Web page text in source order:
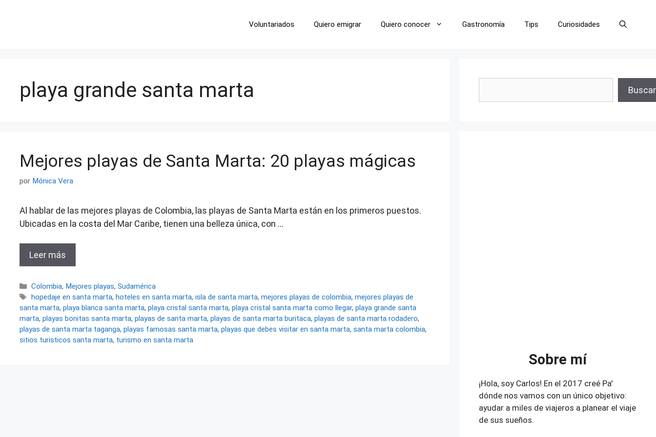
Voluntariados Quiero emigrar Quiero conocer Gastronomía Tips Curiosidades
playa grande santa marta
Mejores playas de Santa Marta: 20 playas mágicas
por Mónica Vera
Al hablar de las mejores playas de Colombia, las playas de Santa Marta están en los primeros puestos.
Ubicadas en la costa del Mar Caribe, tienen una belleza única, con …
Leer más
Categorías
Colombia, Mejores playas,Sudamérica
Etiquetas
hopedaje en santa marta,hoteles en santa marta,isla de santa marta,mejores playas de colombia,mejores playas de
santa marta, playa blanca santa marta, playa cristal santa marta, playa cristal santa marta como llegar, playa grande santa
marta, playas bonitas santa marta, playas de santa marta, playas de santa marta buritaca, playas de santa marta rodadero,
playas de santa marta taganga, playas famosas santa marta, playas que debes visitar en santa marta, santa marta colombia,
sitios turisticos santa marta, turismo en santa marta
Buscar
Sobre mí
¡Hola, soy Carlos! En el 2017 creé Pa'
dónde nos vamos con un único objetivo:
ayudar a miles de viajeros a planear el viaje
de sus sueños.